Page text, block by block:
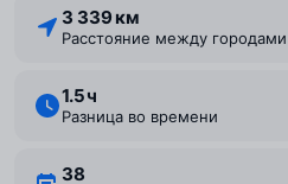
3 339 км
Расстояние между городами
1.5 ⁠ч
Разница во времени
38